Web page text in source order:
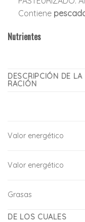
Contiene
Nutrientes
DESCRIPCIÓN DE LA
RACIÓN
Valor energético
Valor energético
Grasas
DE LOS CUALES